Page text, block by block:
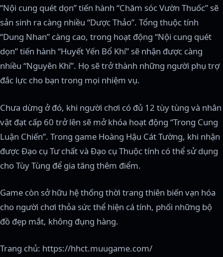
“Nội cung quét dọn” tiến hành “Chăm sóc Vườn Thuốc” sẽ
sản sinh ra càng nhiều “Dược Thảo”. Tổng thuộc tính
“Dung Nhan” càng cao, trong hoạt động “Nội cung quét
dọn” tiến hành “Huyết Yến Bổ Khí” sẽ nhận được càng
nhiều “Nguyên Khí”. Họ sẽ trở thành những người phụ trợ
đắc lực cho bạn trong mọi nhiệm vụ.
Chưa dừng ở đó, khi người chơi có đủ 12 tùy tùng và nhân
vật đạt cấp 60 trở lên sẽ mở khóa hoạt động “Trong Cung
Luận Chiến”. Trong game Hoàng Hậu Cát Tường, khi nhận
được Đạo cụ Tư chất và Đạo cụ Thuộc tính có thể sử dụng
cho Tùy Tùng để gia tăng thêm điểm.
Game còn sở hữu hệ thống thời trang thiên biến vạn hóa
cho người chơi thỏa sức thể hiện cá tính, phối những bộ
đồ đẹp mắt, không đụng hàng.
Trang chủ: https://hhct.muugame.com/